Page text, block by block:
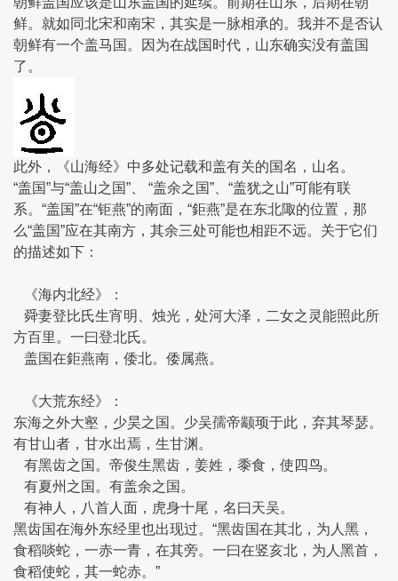
鲜。就如同北宋和南宋，其实是一脉相承的。我并不是否认
朝鲜有一个盖马国。因为在战国时代，山东确实没有盖国
了。
此外，《山海经》中多处记载和盖有关的国名，山名。
“盖国”与“盖山之国”、 “盖余之国”、“盖犹之山”可能有联
系。“盖国”在“钜燕”的南面，“鉅燕”是在东北陬的位置，那
么“盖国”应在其南方，其余三处可能也相距不远。关于它们
的描述如下：
《海内北经》：
舜妻登比氏生宵明、烛光，处河大泽，二女之灵能照此所
方百里。一曰登北氏。
盖国在鉅燕南，倭北。倭属燕。
《大荒东经》：
东海之外大壑，少昊之国。少吴孺帝颛顼于此，弃其琴瑟。
有甘山者，甘水出焉，生甘渊。
有黑齿之国。帝俊生黑齿，姜姓，黍食，使四鸟。
有夏州之国。有盖余之国。
有神人，八首人面，虎身十尾，名曰天吴。
黑齿国在海外东经里也出现过。“黑齿国在其北，为人黑，
食稻啖蛇，一赤一青，在其旁。一曰在竖亥北，为人黑首，
食稻使蛇，其一蛇赤。”